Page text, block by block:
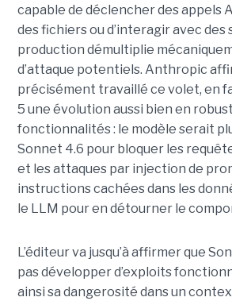
capable de déclencher des appels
des fichiers ou d’interagir avec des
production démultiplie
d’attaque potentiels. Anthropic
précisément travaillé ce volet, en
5 une évolution aussi bien en
fonctionnalités : le modèle serait
Sonnet 4.6 pour bloquer les
et les attaques par injection de
instructions cachées dans les
le LLM pour en détourner le
L’éditeur va jusqu’à affirmer que
pas développer d’exploits
ainsi sa dangerosité dans un